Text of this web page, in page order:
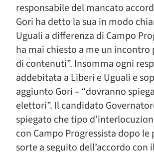
responsabile del mancato
Gori ha detto la sua in modo
Uguali a differenza di Campo
ha mai chiesto a me un incontro
di contenuti”. Insomma ogni
addebitata a Liberi e Uguali e
aggiunto Gori – “dovranno
elettori”. Il candidato
spiegato che tipo
con Campo Progressista dopo
sorte a seguito dell’accordo